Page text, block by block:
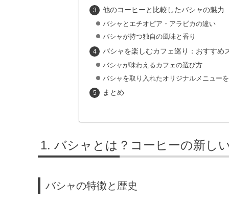
他のコーヒーと比較したバシャの魅力
バシャとエチオピア・アラビカの違い
バシャが持つ独自の風味と香り
バシャを楽しむカフェ巡り：おすすめ
バシャが味わえるカフェの選び方
バシャを取り入れたオリジナルメニュー
まとめ
バシャとは？コーヒーの新し
バシャの特徴と歴史